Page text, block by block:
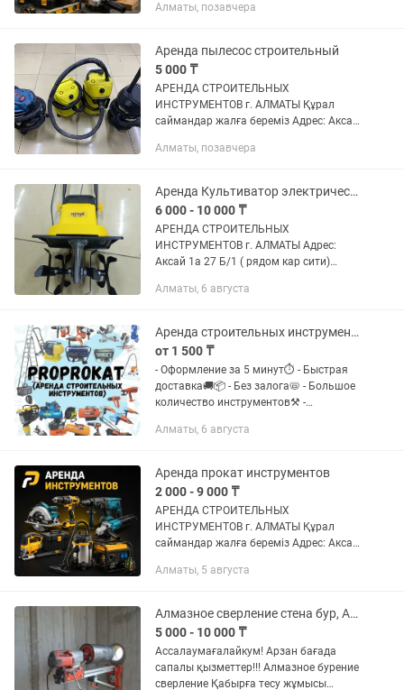
рабочем состоянии Надёжный
Доставка по городу...
Алматы, позавчера
Аренда пылесос строительный
5 000 ₸
АРЕНДА СТРОИТЕЛЬНЫХ
ИНСТРУМЕНТОВ г. АЛМАТЫ Құрал
саймандар жалға береміз Адрес: Аксай
удобно, недорого! В чистом и рабочем
Алматы, позавчера
Аренда Культиватор электрический бензиновый
6 000 - 10 000 ₸
АРЕНДА СТРОИТЕЛЬНЫХ
ИНСТРУМЕНТОВ г. АЛМАТЫ Адрес:
Аксай 1а 27 Б/1 ( рядом кар сити)
рабочем состоянии Надёжный
Доставка по городу...
Алматы, 6 августа
Аренда строительных инструментов. Прокат строительного оборудования
от 1 500 ₸
- Оформление за 5 минут⏱️ - Быстрая
доставка🚚📦 - Без залога📛 - Большое
количество инструментов⚒️ -
Система скидок 🏷️ График работы 9:00-
Алматы, 6 августа
Аренда прокат инструментов
2 000 - 9 000 ₸
АРЕНДА СТРОИТЕЛЬНЫХ
ИНСТРУМЕНТОВ г. АЛМАТЫ Құрал
саймандар жалға береміз Адрес: Аксай
удобно, недорого! В чистом и рабочем
Алматы, 5 августа
Алмазное сверление стена бур, Алмазный резка стены демонтаж проем Вытяжка
5 000 - 10 000 ₸
Ассалаумағалайкум! Арзан бағада
сапалы қызметтер!!! Алмазное бурение
сверление Қабырға тесу жұмысы